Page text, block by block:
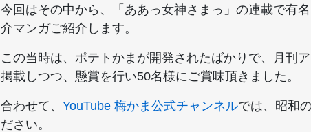
今回はその中から、「ああっ女神さまっ」の連載で有
介マンガご紹介します。
この当時は、ポテトかまが開発されたばかりで、月刊
掲載しつつ、懸賞を行い50名様にご賞味頂きました。
合わせて、 YouTube 梅かま公式チャンネルでは、昭和
ださい。